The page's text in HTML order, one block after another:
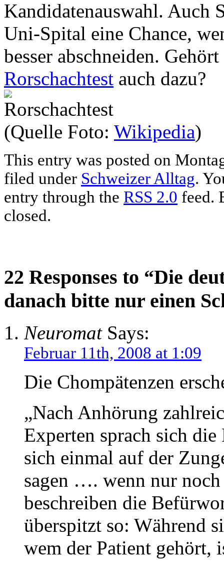
Kandidatenauswahl. Auch
Uni-Spital eine Chance,
besser abschneiden.
Rorschachtest auch dazu?
(Quelle Foto: Wikipedia)
This entry was posted on
filed under Schweizer Alltag.
entry through the RSS 2.0 feed.
closed.
22 Responses to “Die
danach bitte nur einen
NeuromatSays:
Februar 11th, 2008 at 1:09
Die Chompätenzen
„Nach Anhörung
Experten sprach sich
sich einmal auf der
sagen …. wenn nur
beschreiben die
überspitzt so: Während
wem der Patient gehört,